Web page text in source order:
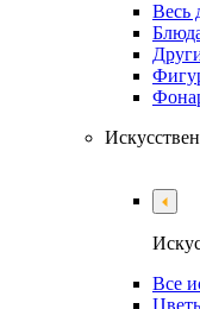
Весь
Все